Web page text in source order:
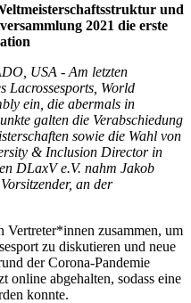
und
2021 die erste
USA - Am letzten
Lacrossesports, World
ein, die abermals in
galten die Verabschiedung
sowie die Wahl von
& Inclusion Director in
DLaxV e.V. nahm Jakob
an der
zusammen, um
zu diskutieren und neue
der Corona-Pandemie
online abgehalten, sodass eine
konnte.